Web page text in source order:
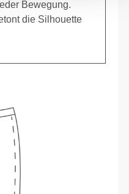
Bewegung.
die Silhouette